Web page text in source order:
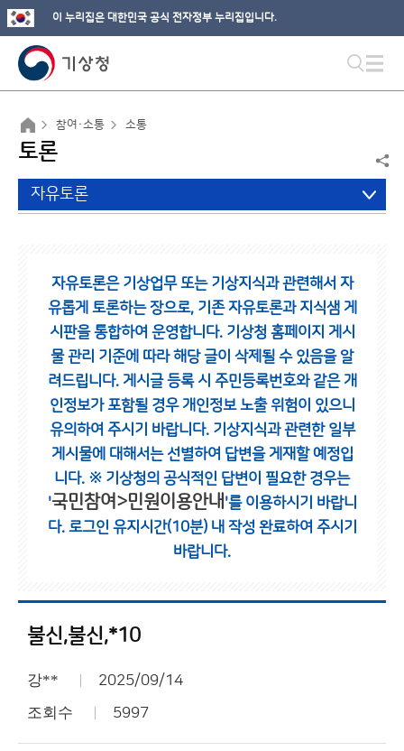
이 누리집은 대한민국 공식 전자정부 누리집입니다.
참여·소통 소통
토론
자유토론
자유토론은 기상업무 또는 기상지식과 관련해서 자
유롭게 토론하는 장으로, 기존 자유토론과 지식샘 게
시판을 통합하여 운영합니다. 기상청 홈페이지 게시
물 관리 기준에 따라 해당 글이 삭제될 수 있음을 알
려드립니다. 게시글 등록 시 주민등록번호와 같은 개
인정보가 포함될 경우 개인정보 노출 위험이 있으니
유의하여 주시기 바랍니다. 기상지식과 관련한 일부
게시물에 대해서는 선별하여 답변을 게재할 예정입
니다. ※ 기상청의 공식적인 답변이 필요한 경우는
'국민참여>민원이용안내 '를 이용하시기 바랍니
다. 로그인 유지시간(10분) 내 작성 완료하여 주시기
바랍니다.
불신,불신,*10
강** 2025/09/14
조회수 5997